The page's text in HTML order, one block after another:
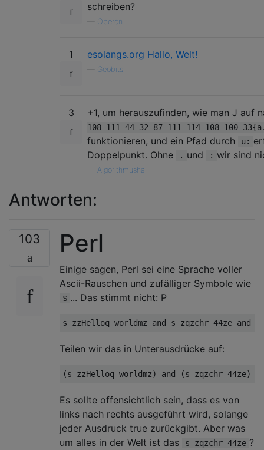
schreiben?
Oberon
1 esolangs.org Hallo, Welt!
Geobits
3 +1, um herauszufinden, wie man J auf
108 111 44 32 87 111 114 108 100
funktionieren, und ein Pfad durch u:
Doppelpunkt. Ohne
. und : wir sind
Algorithmushai
Antworten:
103 Perl
Einige sagen, Perl sei eine Sprache voller
Ascii-Rauschen und zufälliger Symbole wie
$ ... Das stimmt nicht: P
Teilen wir das in Unterausdrücke auf:
(s zzHelloq worldmz) and (s zqzchr 44ze)
Es sollte offensichtlich sein, dass es von
links nach rechts ausgeführt wird, solange
jeder Ausdruck true zurückgibt. Aber was
um alles in der Welt ist das
s zqzchr 44ze ?